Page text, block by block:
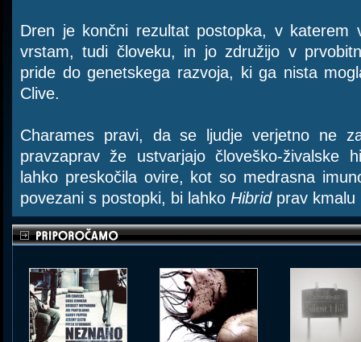
Dren je končni rezultat postopka, v katerem
vrstam, tudi človeku, in jo združijo v
pride do genetskega razvoja, ki ga nista
Clive.
Charames pravi, da se ljudje verjetno ne
pravzaprav že ustvarjajo človeško-živalske
lahko preskočila ovire, kot so medrasna
povezani s postopki, bi lahko Hibridprav kmalu